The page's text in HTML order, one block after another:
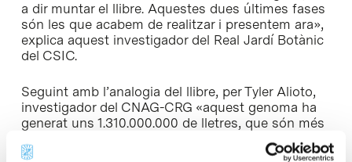
a dir muntar el llibre. Aquestes dues últimes fases
són les que acabem de realitzar i presentem ara»,
explica aquest investigador del Real Jardí Botànic
del CSIC.
Seguint amb l’analogia del llibre, per Tyler Alioto,
investigador del CNAG-CRG «aquest genoma ha
generat uns 1.310.000.000 de lletres, que són més
de 1.000 GBytes de dades. Estem sorpresos
perquè hem detectat més de 56.000 gens,